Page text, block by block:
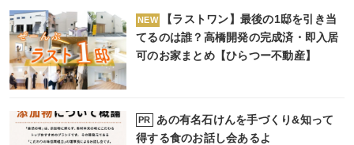
NEW
【ラストワン】最後の1邸を引き当
てるのは誰？高橋開発の完成済・即入居
可のお家まとめ【ひらつー不動産】
PR
あの有名石けんを手づくり&知って
得する食のお話し会あるよ